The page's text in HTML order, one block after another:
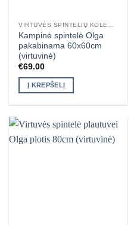
Kampinė spintelė Olga
pakabinama 60x60cm
(virtuvinė)
€69.00
Į KREPŠELĮ